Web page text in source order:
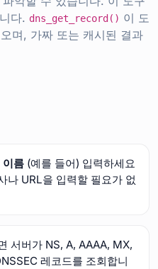
다. dns_get_record() 이 도
며, 가짜 또는 캐시된 결과
이름(예를 들어) 입력하세요
나 URL을 입력할 필요가 없
서버가 NS, A, AAAA, MX,
레코드를 조회합니